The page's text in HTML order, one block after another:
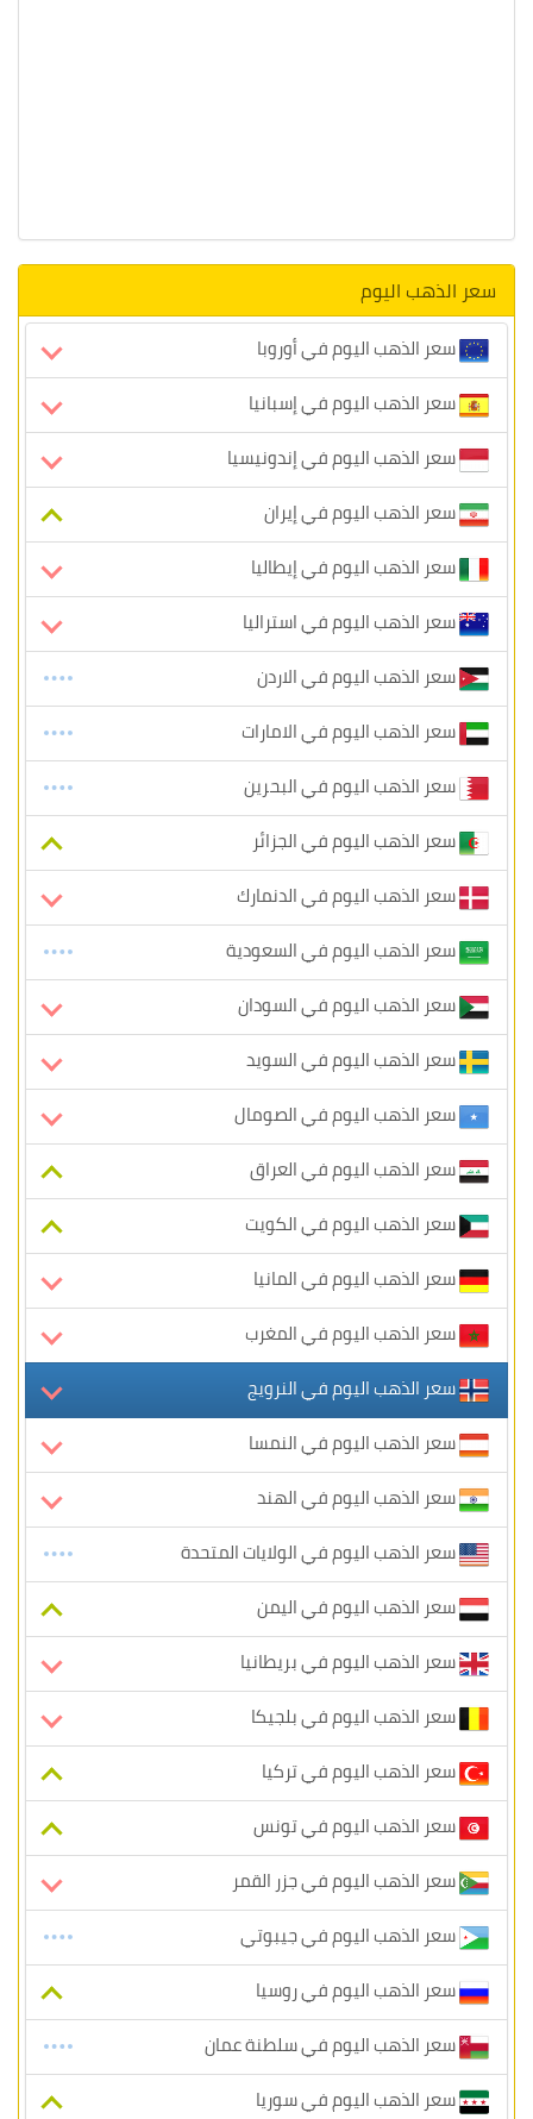
سعر الذهب اليوم
سعر الذهب اليوم في أوروبا
سعر الذهب اليوم في إسبانيا
سعر الذهب اليوم في إندونيسيا
سعر الذهب اليوم في إيران
سعر الذهب اليوم في إيطاليا
سعر الذهب اليوم في استراليا
سعر الذهب اليوم في الاردن
سعر الذهب اليوم في الامارات
سعر الذهب اليوم في البحرين
سعر الذهب اليوم في الجزائر
سعر الذهب اليوم في الدنمارك
سعر الذهب اليوم في السعودية
سعر الذهب اليوم في السودان
سعر الذهب اليوم في السويد
سعر الذهب اليوم في الصومال
سعر الذهب اليوم في العراق
سعر الذهب اليوم في الكويت
سعر الذهب اليوم في المانيا
سعر الذهب اليوم في المغرب
سعر الذهب اليوم في النرويج
سعر الذهب اليوم في النمسا
سعر الذهب اليوم في الهند
سعر الذهب اليوم في الولايات المتحدة
سعر الذهب اليوم في اليمن
سعر الذهب اليوم في بريطانيا
سعر الذهب اليوم في بلجيكا
سعر الذهب اليوم في تركيا
سعر الذهب اليوم في تونس
سعر الذهب اليوم في جزر القمر
سعر الذهب اليوم في جيبوتي
سعر الذهب اليوم في روسيا
سعر الذهب اليوم في سلطنة عمان
سعر الذهب اليوم في سوريا